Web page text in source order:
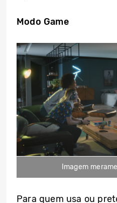
Modo Game
Imagem
Para quem usa ou